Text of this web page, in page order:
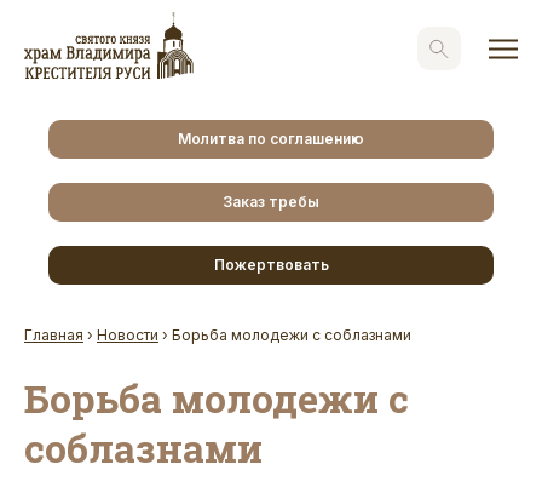
Молитва по соглашению
Заказ требы
Пожертвовать
Главная › Новости › Борьба молодежи с соблазнами
Борьба молодежи с
соблазнами